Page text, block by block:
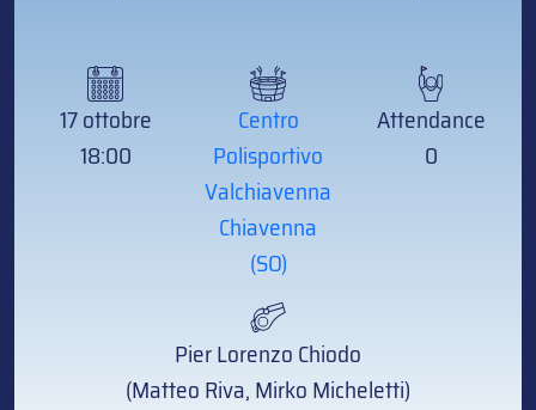
17 ottobre
18:00
Centro
Polisportivo
Valchiavenna
Chiavenna
(SO)
Attendance
0
Pier Lorenzo Chiodo
(Matteo Riva, Mirko Micheletti)